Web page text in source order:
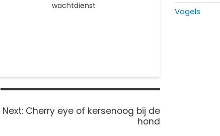
wachtdienst
Next: Next
Cherry eye of kersenoog bij de
hond
Vogels